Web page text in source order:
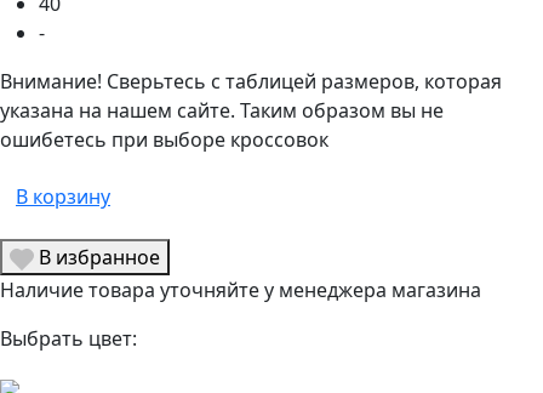
-
Внимание! Сверьтесь с таблицей размеров, которая
указана на нашем сайте. Таким образом вы не
ошибетесь при выборе кроссовок
В корзину
В избранное
Наличие товара уточняйте у менеджера магазина
Выбрать цвет: